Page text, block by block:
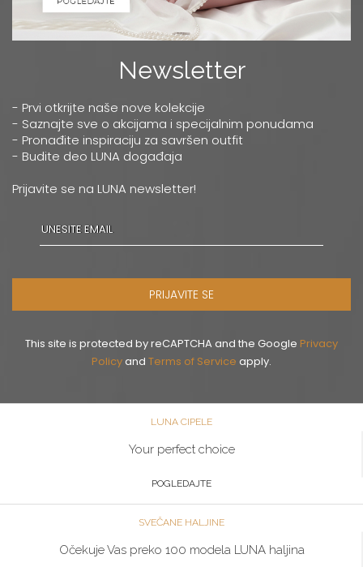
Newsletter
- Prvi otkrijte naše nove kolekcije
- Saznajte sve o akcijama i specijalnim ponudama
- Pronađite inspiraciju za savršen outfit
- Budite deo LUNA događaja
Prijavite se na LUNA newsletter!
PRIJAVITE SE
This site is protected by reCAPTCHA and the Google Privacy
Policyand Terms of Service apply.
LUNA CIPELE
Your perfect choice
POGLEDAJTE
SVEČANE HALJINE
Očekuje Vas preko 100 modela LUNA haljina